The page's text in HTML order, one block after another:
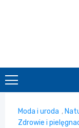
Moda i uroda ,
Zdrowie i